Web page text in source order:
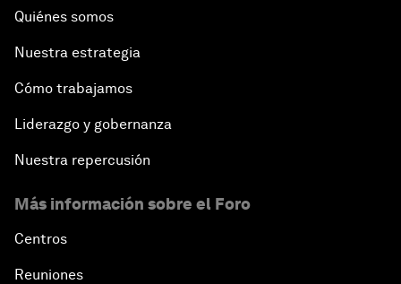
Quiénes somos
Nuestra estrategia
Cómo trabajamos
Liderazgo y gobernanza
Nuestra repercusión
Más información sobre el Foro
Centros
Reuniones